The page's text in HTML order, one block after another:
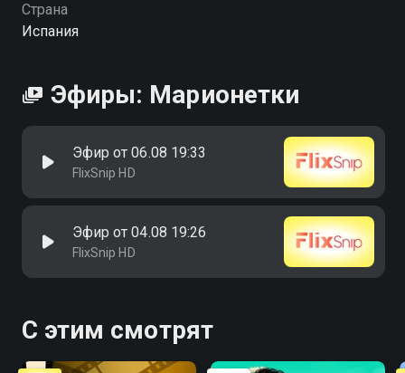
Страна
Испания
Эфиры: Марионетки
Эфир от 06.08 19:33
FlixSnip HD
Эфир от 04.08 19:26
FlixSnip HD
С этим смотрят